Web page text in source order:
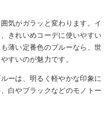
気がガラッと変わります。イ
きれいめコーデに使いやすい
薄い定番色のブルーなら、世
すいのが魅力です。
ーは、明るく軽やかな印象に
白やブラックなどのモノトー